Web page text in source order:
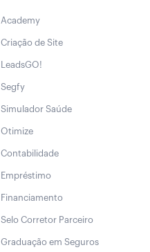
Academy
Criação de Site
LeadsGO!
Segfy
Simulador Saúde
Otimize
Contabilidade
Empréstimo
Financiamento
Selo Corretor Parceiro
Graduação em Seguros